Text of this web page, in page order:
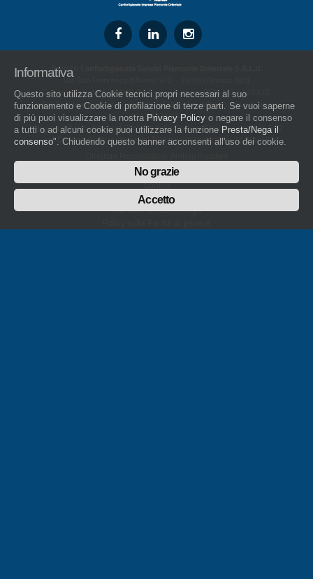
© 2026
Via San Francesco d'Assisi 5/D - 28100 Novara (NO)
Capitale Sociale: 526.000,00 € i.v. - Numero REA: NO - 173322
Codice fiscale e numero di iscrizione al Registro delle Imprese di Novara
01436930034
artigiani.it è registrato nel Registro della Stampa Periodica con il nr. 562
con Decreto del Presidente del Tribunale di Novara del 07/03/13
Privacy
Cookie
Whistleblowing
Manuale d'uso del logo
Informativa
Questo sito utilizza Cookie tecnici propri necessari al suo
funzionamento e Cookie di profilazione di terze parti. Se vuoi saperne
di più puoi visualizzare la nostra Privacy Policy o negare il consenso
a tutti o ad alcuni cookie puoi utilizzare la funzione Presta/Nega il
consenso". Chiudendo questo banner acconsenti all'uso dei cookie.
No grazie
Accetto